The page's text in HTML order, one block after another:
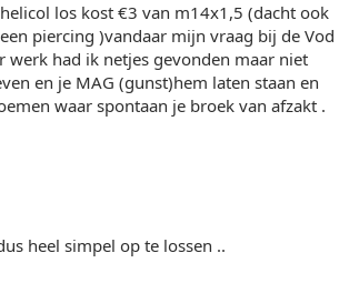
los kost €3 van m14x1,5 (dacht ook
piercing )vandaar mijn vraag bij de Vod
werk had ik netjes gevonden maar niet
en je MAG (gunst)hem laten staan en
waar spontaan je broek van afzakt .
heel simpel op te lossen ..